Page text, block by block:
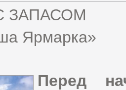
ЗАПАСОМ
Ярмарка»
Перед